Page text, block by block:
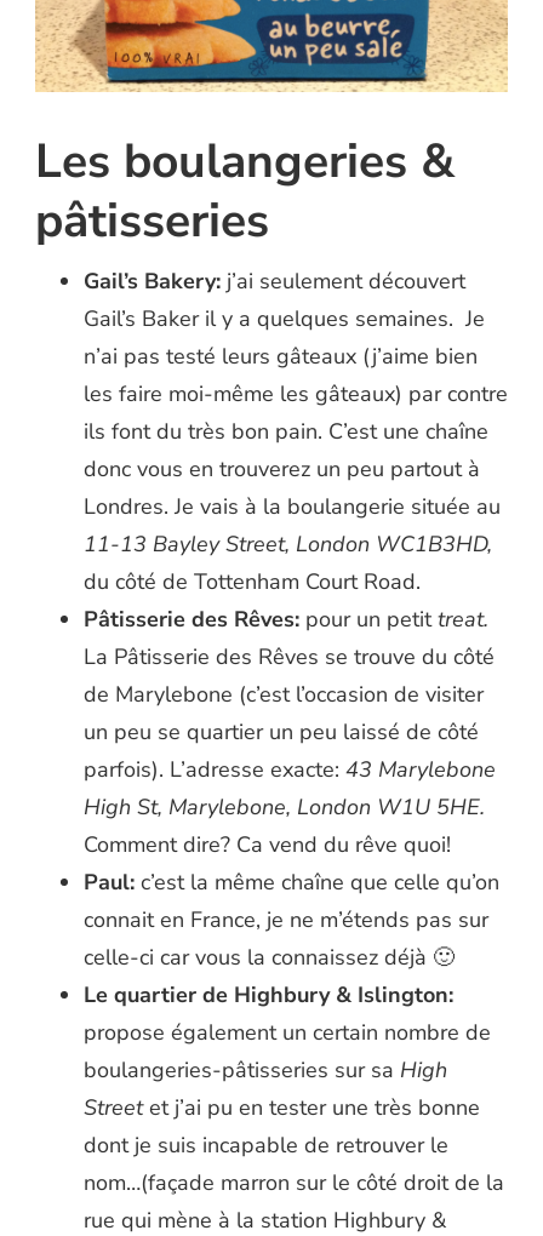
Les boulangeries &
pâtisseries
Gail’s Bakery: j’ai seulement découvert
Gail’s Baker il y a quelques semaines. Je
n’ai pas testé leurs gâteaux (j’aime bien
les faire moi-même les gâteaux) par contre
ils font du très bon pain. C’est une chaîne
donc vous en trouverez un peu partout à
Londres. Je vais à la boulangerie située au
11-13 Bayley Street, London WC1B3HD,
du côté de Tottenham Court Road.
Pâtisserie des Rêves: pour un petittreat.
La Pâtisserie des Rêves se trouve du côté
de Marylebone (c’est l’occasion de visiter
un peu se quartier un peu laissé de côté
parfois). L’adresse exacte: 43 Marylebone
High St, Marylebone, London W1U 5HE.
Comment dire? Ca vend du rêve quoi!
Paul: c’est la même chaîne que celle qu’on
connait en France, je ne m’étends pas sur
celle-ci car vous la connaissez déjà 🙂
Le quartier de Highbury & Islington:
propose également un certain nombre de
boulangeries-pâtisseries sur sa High
Streetet j’ai pu en tester une très bonne
dont je suis incapable de retrouver le
nom…(façade marron sur le côté droit de la
rue qui mène à la station Highbury &